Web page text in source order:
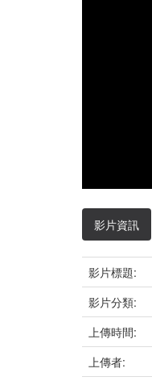
影片資訊
影片標題:
影片分類:
上傳時間:
上傳者: